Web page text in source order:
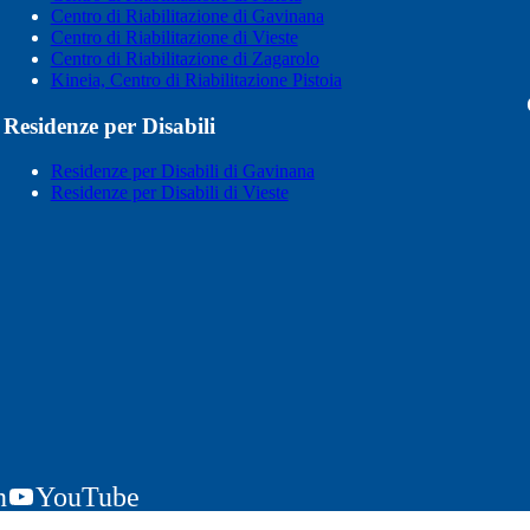
Centro di Riabilitazione di Gavinana
Centro di Riabilitazione di Vieste
Centro di Riabilitazione di Zagarolo
Kineia, Centro di Riabilitazione Pistoia
Residenze per Disabili
Residenze per Disabili di Gavinana
Residenze per Disabili di Vieste
YouTube